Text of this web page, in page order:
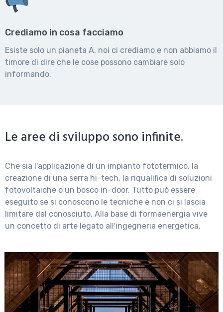
Crediamo in cosa facciamo
Esiste solo un pianeta A, noi ci crediamo e non abbiamo il
timore di dire che le cose possono cambiare solo
informando.
Le aree di sviluppo sono infinite.
Che sia l'applicazione di un impianto fototermico, la
creazione di una serra hi-tech, la riqualifica di soluzioni
fotovoltaiche o un bosco in-door. Tutto può essere
eseguito se si conoscono le tecniche e non ci si lascia
limitare dal conosciuto. Alla base di formaenergia vive
un concetto di arte legato all'ingegneria energetica.
L’industria 4.0 è l’innovazione che rappresenta il
futuro imminente. Stiamo già vivendo la nuova era
industriale. Farlo nel migliore dei modi possibili è il
nostro compito. Efficientamento energetico alla base
di ogni nuova catena di montaggio
Impianti fototermici